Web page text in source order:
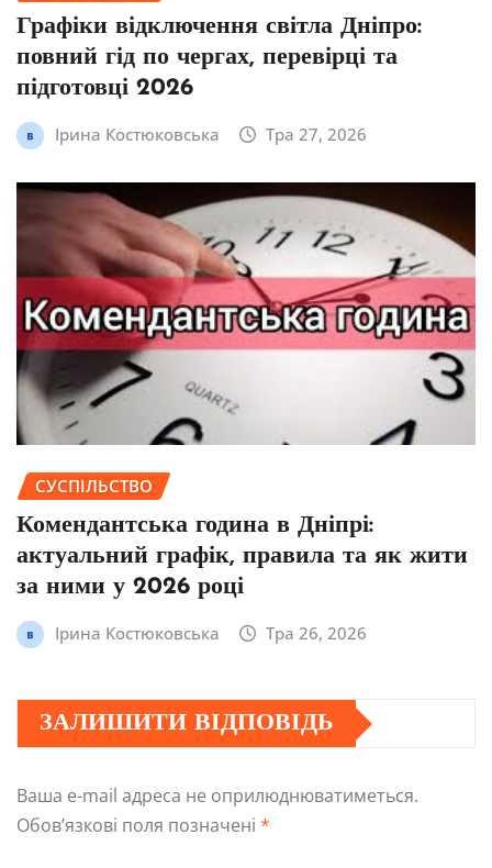
Графіки відключення світла Дніпро:
повний гід по чергах, перевірці та
підготовці 2026
Ірина Костюковська Тра 27, 2026
СУСПІЛЬСТВО
Комендантська година в Дніпрі:
актуальний графік, правила та як жити
за ними у 2026 році
Ірина Костюковська Тра 26, 2026
ЗАЛИШИТИ ВІДПОВІДЬ
Ваша e-mail адреса не оприлюднюватиметься.
Обов’язкові поля позначені *